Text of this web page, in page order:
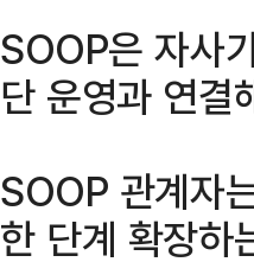
SOOP은 자사
단 운영과 연결
SOOP 관계자
한 단계 확장하